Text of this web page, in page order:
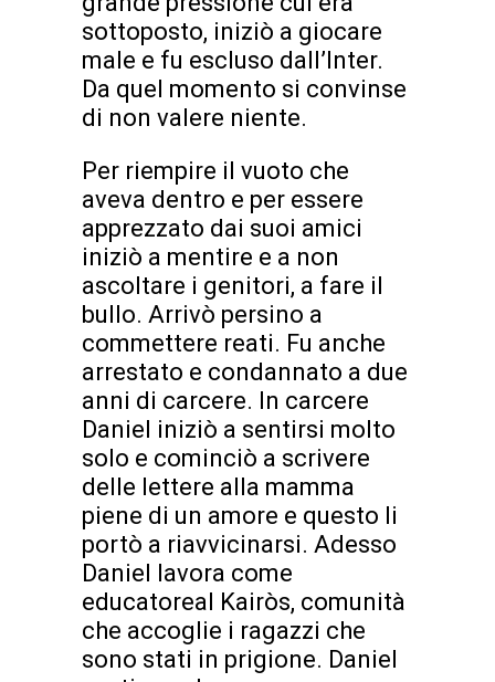
sottoposto, iniziò a giocare
male e fu escluso dall’Inter.
Da quel momento si convinse
di non valere niente.
Per riempire il vuoto che
aveva dentro e per essere
apprezzato dai suoi amici
iniziò a mentire e a non
ascoltare i genitori, a fare il
bullo. Arrivò persino a
commettere reati. Fu anche
arrestato e condannato a due
anni di carcere. In carcere
Daniel iniziò a sentirsi molto
solo e cominciò a scrivere
delle lettere alla mamma
piene di un amore e questo li
portò a riavvicinarsi. Adesso
Daniel lavora come
educatoreal Kairòs, comunità
che accoglie i ragazzi che
sono stati in prigione. Daniel